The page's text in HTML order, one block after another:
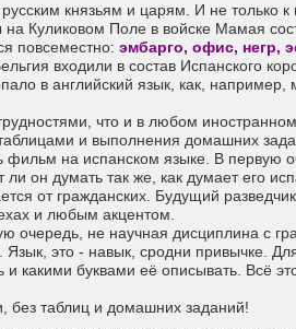
князьям и царям. И не только
Куликовом Поле в войске Мамая
повсеместно:эмбарго, офис, негр,
входили в состав Испанского
в английский язык, как,
что и в любом
и выполнения домашних
на испанском языке. В первую
он думать так же, как думает его
от гражданских. Будущий
и любым акцентом.
очередь, не научная дисциплина с
это - навык, сродни привычке.
какими буквами её описывать. Всё
без таблиц и домашних заданий!